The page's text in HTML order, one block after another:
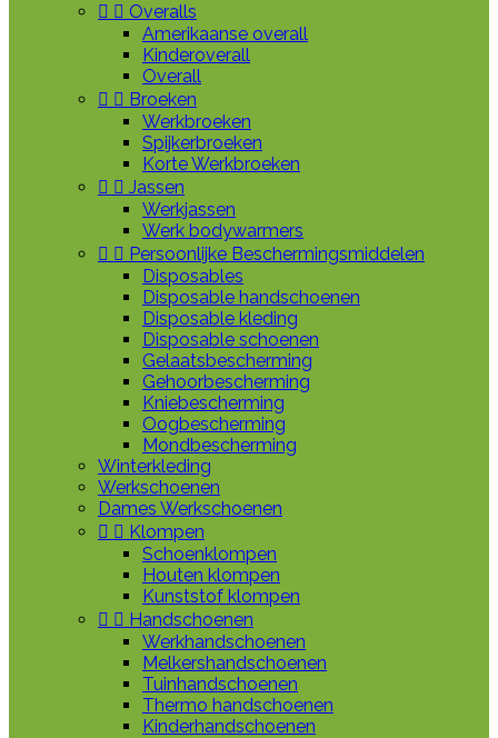
  Overalls
Amerikaanse overall
Kinderoverall
Overall
  Broeken
Werkbroeken
Spijkerbroeken
Korte Werkbroeken
  Jassen
Werkjassen
Werk bodywarmers
  Persoonlijke Beschermingsmiddelen
Disposables
Disposable handschoenen
Disposable kleding
Disposable schoenen
Gelaatsbescherming
Gehoorbescherming
Kniebescherming
Oogbescherming
Mondbescherming
Winterkleding
Werkschoenen
Dames Werkschoenen
  Klompen
Schoenklompen
Houten klompen
Kunststof klompen
  Handschoenen
Werkhandschoenen
Melkershandschoenen
Tuinhandschoenen
Thermo handschoenen
Kinderhandschoenen